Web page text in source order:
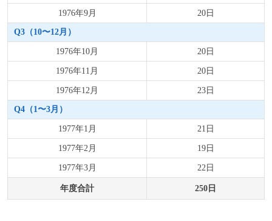
1976年9月
20日
Q3（10〜12月）
1976年10月
20日
1976年11月
20日
1976年12月
23日
Q4（1〜3月）
1977年1月
21日
1977年2月
19日
1977年3月
22日
年度合計 250日